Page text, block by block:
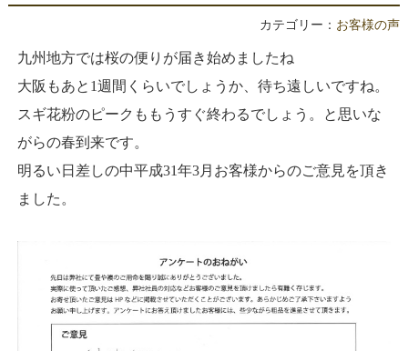
カテゴリー： お客様の声
九州地方では桜の便りが届き始めましたね
大阪もあと1週間くらいでしょうか、待ち遠しいですね。
スギ花粉のピークももうすぐ終わるでしょう。と思いな
がらの春到来です。
明るい日差しの中平成31年3月お客様からのご意見を頂き
ました。